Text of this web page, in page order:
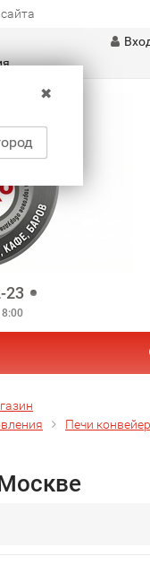
✖
23
Печи